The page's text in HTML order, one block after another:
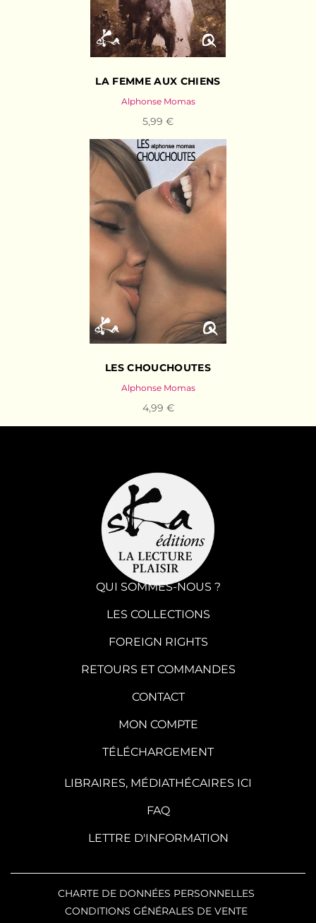
LA FEMME AUX CHIENS
Alphonse Momas
5,99 €
LES CHOUCHOUTES
Alphonse Momas
4,99 €
QUI SOMMES-NOUS ?
LES COLLECTIONS
FOREIGN RIGHTS
RETOURS ET COMMANDES
CONTACT
MON COMPTE
TÉLÉCHARGEMENT
LIBRAIRES, MÉDIATHÉCAIRES ICI
FAQ
LETTRE D'INFORMATION
CHARTE DE DONNÉES PERSONNELLES
CONDITIONS GÉNÉRALES DE VENTE